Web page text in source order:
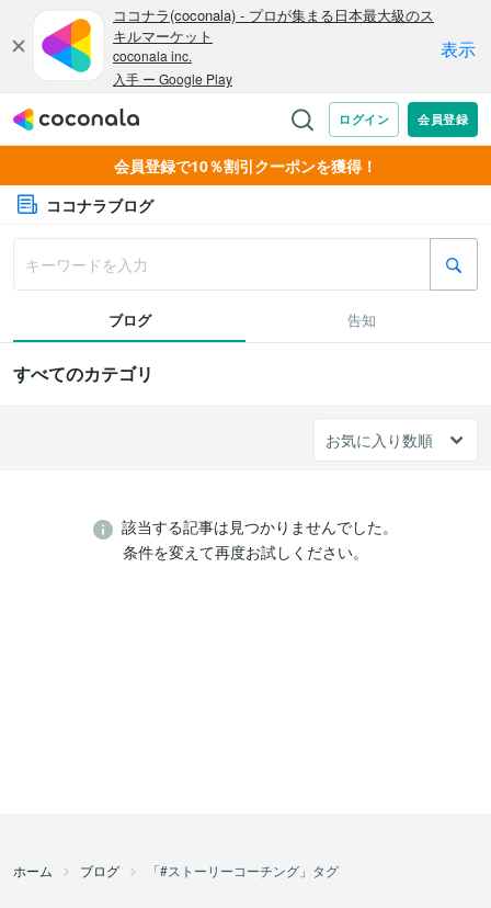
会員登録で10％割引クーポンを獲得！
ココナラブログ
ブログ 告知
すべてのカテゴリ
該当する記事は見つかりませんでした。
条件を変えて再度お試しください。
ホーム ブログ 「#ストーリーコーチング」タグ